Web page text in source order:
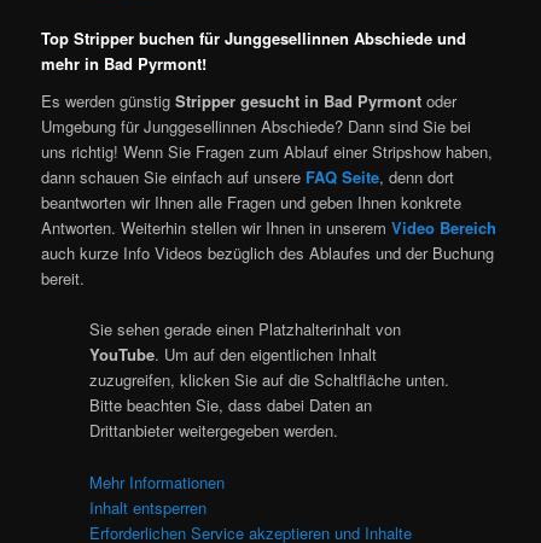
Top Stripper buchen für Junggesellinnen Abschiede und
mehr in Bad Pyrmont!
Es werden günstigStripper gesucht in Bad Pyrmont oder
Umgebung für Junggesellinnen Abschiede? Dann sind Sie bei
uns richtig! Wenn Sie Fragen zum Ablauf einer Stripshow haben,
dann schauen Sie einfach auf unsere FAQ Seite, denn dort
beantworten wir Ihnen alle Fragen und geben Ihnen konkrete
Antworten. Weiterhin stellen wir Ihnen in unseremVideo Bereich
auch kurze Info Videos bezüglich des Ablaufes und der Buchung
bereit.
Sie sehen gerade einen Platzhalterinhalt von
YouTube. Um auf den eigentlichen Inhalt
zuzugreifen, klicken Sie auf die Schaltfläche unten.
Bitte beachten Sie, dass dabei Daten an
Drittanbieter weitergegeben werden.
Mehr Informationen
Inhalt entsperren
Erforderlichen Service akzeptieren und Inhalte